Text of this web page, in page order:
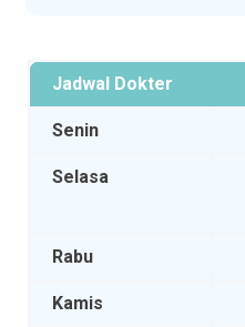
Jadwal Dokter
Senin
Selasa
Rabu
Kamis